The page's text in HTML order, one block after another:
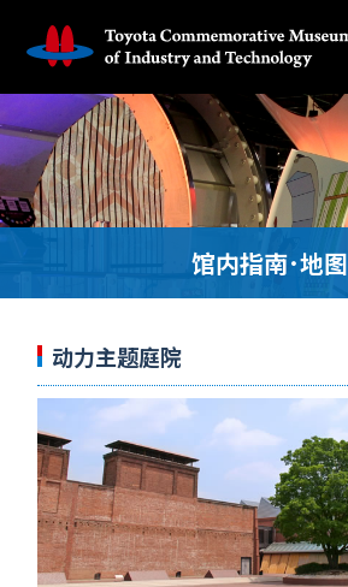
馆内指南･地图
动力主题庭院